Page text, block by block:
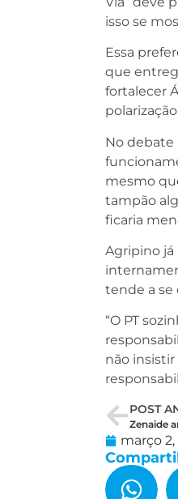
isso se
Essa
que
fortalecer
No debate
mesmo
tampão
ficaria
Agripino já
tende a se
“O PT
não insistir
POST
março